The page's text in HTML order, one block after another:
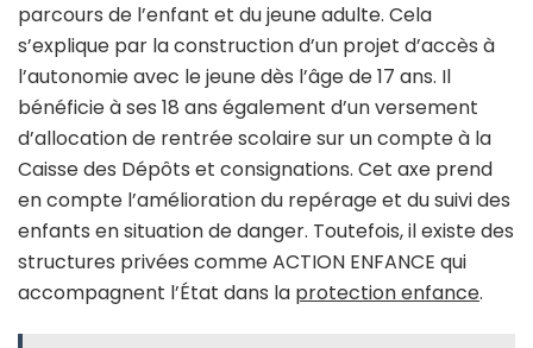
parcours de l’enfant et du jeune adulte. Cela
s’explique par la construction d’un projet d’accès à
l’autonomie avec le jeune dès l’âge de 17 ans. Il
bénéficie à ses 18 ans également d’un versement
d’allocation de rentrée scolaire sur un compte à la
Caisse des Dépôts et consignations. Cet axe prend
en compte l’amélioration du repérage et du suivi des
enfants en situation de danger. Toutefois, il existe des
structures privées comme ACTION ENFANCE qui
accompagnent l’État dans la protection enfance.